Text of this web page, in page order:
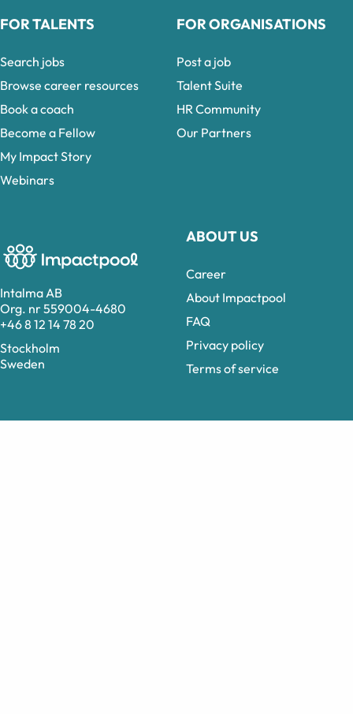
Intalma AB
Org. nr 559004-4680
+46 8 12 14 78 20
Stockholm
Sweden
ABOUT US
Career
About Impactpool
FAQ
Privacy policy
Terms of service
FOR TALENTS
Search jobs
Browse career resources
Book a coach
Become a Fellow
My Impact Story
Webinars
FOR ORGANISATIONS
Post a job
Talent Suite
HR Community
Our Partners